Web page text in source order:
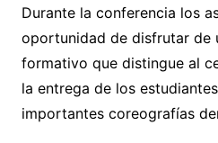
Durante la conferencia los
oportunidad de disfrutar de
formativo que distingue al
la entrega de los
importantes coreografías